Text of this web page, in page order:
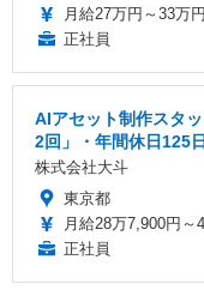
月給27万円～33万円
正社員
AIアセット制作スタ
2回」・年間休日125
株式会社大斗
東京都
月給28万7,900円～
正社員